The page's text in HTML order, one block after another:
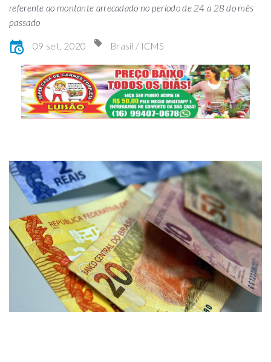
referente ao montante arrecadado no período de 24 a 28 do mês
passado
09 set, 2020 Brasil / ICMS